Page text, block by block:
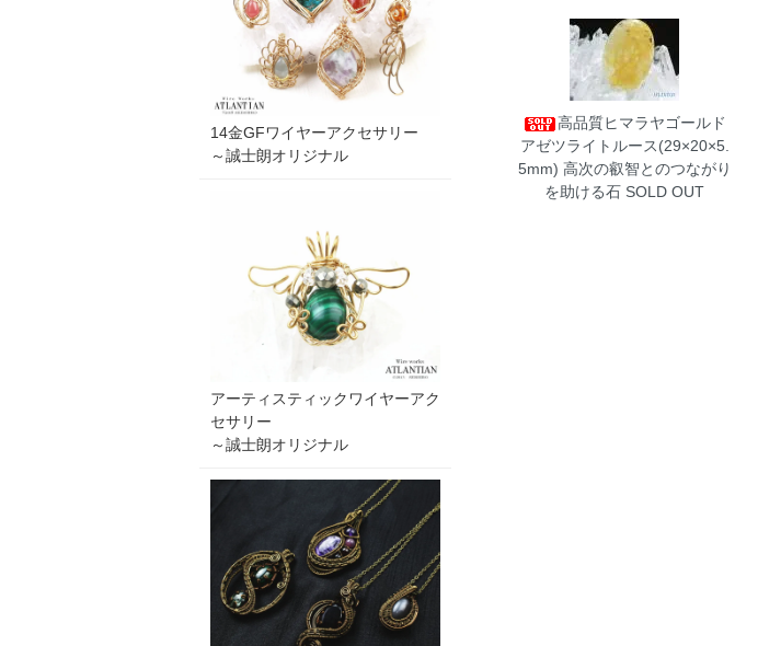
高品質ヒマラヤゴールド
アゼツライトルース(29×20×5.
5mm) 高次の叡智とのつながり
を助ける石 SOLD OUT
14金GFワイヤーアクセサリー
～誠士朗オリジナル
アーティスティックワイヤーアク
セサリー
～誠士朗オリジナル